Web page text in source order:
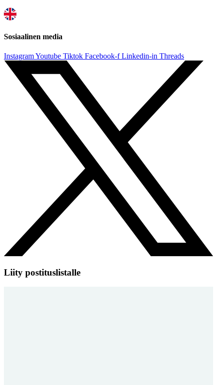
Sosiaalinen media
InstagramYoutube Tiktok Facebook-f Linkedin-in Threads
Liity postituslistalle